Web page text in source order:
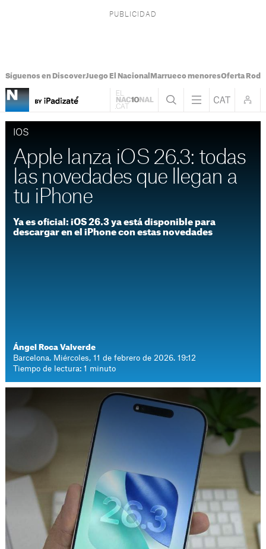
Síguenos en DiscoverJuego El Nacional Marrueco menoresOferta
IOS
Apple lanza iOS 26.3: todas
las novedades que llegan a
tu iPhone
Ya es oficial: iOS 26.3 ya está disponible para
descargar en el iPhone con estas novedades
Ángel Roca Valverde
Barcelona. Miércoles, 11 de febrero de 2026. 19:12
Tiempo de lectura: 1 minuto